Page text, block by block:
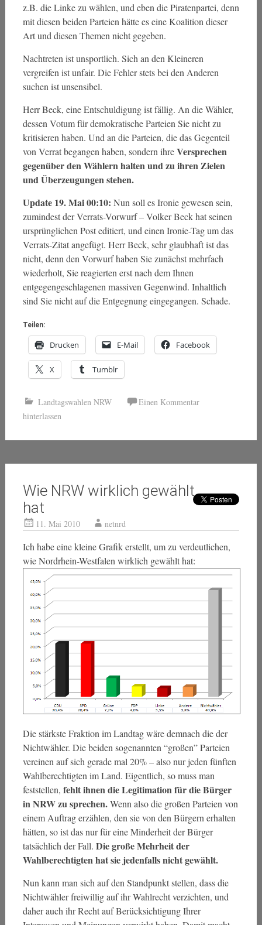
z.B. die Linke zu wählen, und eben die Piratenpartei, denn
mit diesen beiden Parteien hätte es eine Koalition dieser
Art und diesen Themen nicht gegeben.
Nachtreten ist unsportlich. Sich an den Kleineren
vergreifen ist unfair. Die Fehler stets bei den Anderen
suchen ist unsensibel.
Herr Beck, eine Entschuldigung ist fällig. An die Wähler,
dessen Votum für demokratische Parteien Sie nicht zu
kritisieren haben. Und an die Parteien, die das Gegenteil
von Verrat begangen haben, sondern ihreVersprechen
gegenüber den Wählern halten und zu ihren Zielen
und Überzeugungen stehen.
Update 19. Mai 00:10: Nun soll es Ironie gewesen sein,
zumindest der Verrats-Vorwurf – Volker Beck hat seinen
ursprünglichen Post editiert, und einen Ironie-Tag um das
Verrats-Zitat angefügt. Herr Beck, sehr glaubhaft ist das
nicht, denn den Vorwurf haben Sie zunächst mehrfach
wiederholt, Sie reagierten erst nach dem Ihnen
entgegengeschlagenen massiven Gegenwind. Inhaltlich
sind Sie nicht auf die Entgegnung eingegangen. Schade.
Teilen:
Drucken E-Mail Facebook
X Tumblr
Landtagswahlen NRW
Einen Kommentar
hinterlassen
Wie NRW wirklich gewählt
hat
11. Mai 2010 netnrd
Ich habe eine kleine Grafik erstellt, um zu verdeutlichen,
wie Nordrhein-Westfalen wirklich gewählt hat:
Die stärkste Fraktion im Landtag wäre demnach die der
Nichtwähler. Die beiden sogenannten “großen” Parteien
vereinen auf sich gerade mal 20% – also nur jeden fünften
Wahlberechtigten im Land. Eigentlich, so muss man
feststellen, fehlt ihnen die Legitimation für die Bürger
in NRW zu sprechen.Wenn also die großen Parteien von
einem Auftrag erzählen, den sie von den Bürgern erhalten
hätten, so ist das nur für eine Minderheit der Bürger
tatsächlich der Fall. Die große Mehrheit der
Wahlberechtigten hat sie jedenfalls nicht gewählt.
Nun kann man sich auf den Standpunkt stellen, dass die
Nichtwähler freiwillig auf ihr Wahlrecht verzichten, und
daher auch ihr Recht auf Berücksichtigung Ihrer